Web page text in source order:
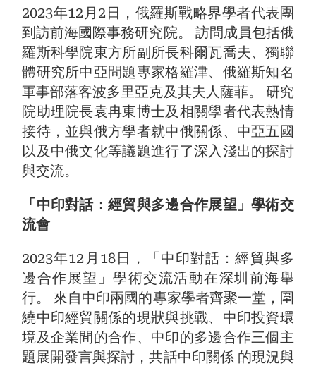
2023年12月2日，俄羅斯戰略界學者代表團
到訪前海國際事務研究院。 訪問成員包括俄
羅斯科學院東方所副所長科爾瓦喬夫、獨聯
體研究所中亞問題專家格羅津、俄羅斯知名
軍事部落客波多里亞克及其夫人薩菲。 研究
院助理院長袁冉東博士及相關學者代表熱情
接待，並與俄方學者就中俄關係、中亞五國
以及中俄文化等議題進行了深入淺出的探討
與交流。
「中印對話：經貿與多邊合作展望」學術交
流會
2023年12月18日，「中印對話：經貿與多
邊合作展望」學術交流活動在深圳前海舉
行。 來自中印兩國的專家學者齊聚一堂，圍
繞中印經貿關係的現狀與挑戰、中印投資環
境及企業間的合作、中印的多邊合作三個主
題展開發言與探討，共話中印關係 的現況與